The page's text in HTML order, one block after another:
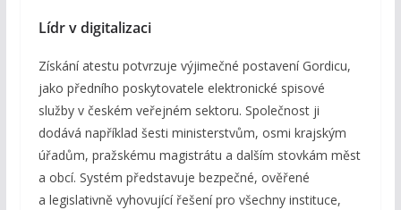
Lídr v digitalizaci
Získání atestu potvrzuje výjimečné postavení Gordicu,
jako předního poskytovatele elektronické spisové
služby v českém veřejném sektoru. Společnost ji
dodává například šesti ministerstvům, osmi krajským
úřadům, pražskému magistrátu a dalším stovkám měst
a obcí. Systém představuje bezpečné, ověřené
a legislativně vyhovující řešení pro všechny instituce,